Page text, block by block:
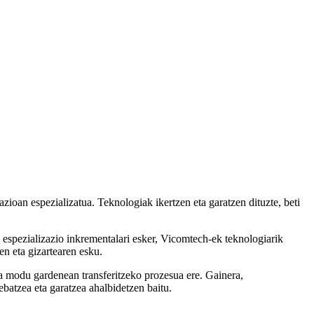
espezializatua. Teknologiak ikertzen eta garatzen dituzte, beti
inkrementalari esker, Vicomtech-ek teknologiarik
eta gizartearen esku.
gardenean transferitzeko prozesua ere. Gainera,
eta garatzea ahalbidetzen baitu.